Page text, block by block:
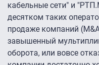
кабельные сети" и
десятком таких
продаже компаний
завышенный
оборота, или вовсе